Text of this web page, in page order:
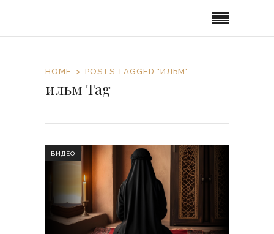
HOME POSTS TAGGED "ИЛЬМ"
ильм Tag
ВИДЕО